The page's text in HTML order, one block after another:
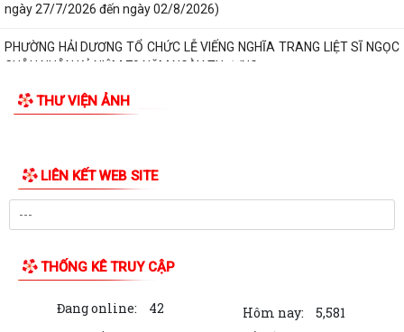
ngày 27/7/2026 đến ngày 02/8/2026)
PHƯỜNG HẢI DƯƠNG TỔ CHỨC LỄ VIẾNG NGHĨA TRANG LIỆT SĨ NGỌC
CHÂU NHÂN KỶ NIỆM 79 NĂM NGÀY THƯƠNG...
ẤM ÁP NGHĨA TÌNH TRI ÂN CỦA HỘI CỰU GIÁO CHỨC PHƯỜNG HẢI
NGƯỜI CÓ CÔNG VỚI CÁCH MẠNG
“BỮA CƠM TRI ÂN” – NGHĨA TÌNH CỦA TUỔI TRẺ PHƯỜNG HẢI DƯƠNG
DÀNH CHO CÁC GIA ĐÌNH NGƯỜI CÓ CÔNG
HỘI ĐỒNG NHÂN DÂN PHƯỜNG HẢI DƯƠNG ỨNG DỤNG PHẦN MỀM Q-
THÔNG BÁO VỀ VIỆC PHỐI HỢP CUNG CẤP HỒ SƠ, GIẤY TỜ VỀ QUYỀN
THƯ VIỆN ẢNH